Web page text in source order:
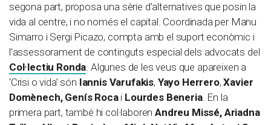
segona part, proposa una sèrie d’alternatives que posin la
vida al centre, i no només el capital. Coordinada per Manu
Simarro i Sergi Picazo, compta amb el suport econòmic i
l’assessorament de continguts especial dels advocats del
Col·lectiu Ronda. Algunes de les veus que apareixen a
‘Crisi o vida’ són Iannis Varufakis, Yayo Herrero,Xavier
Domènech, Genís Roca i Lourdes Beneria. En la
primera part, també hi col·laborenAndreu Missé, Ariadna